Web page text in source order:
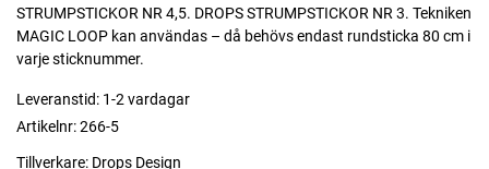
STRUMPSTICKOR NR 4,5. DROPS STRUMPSTICKOR NR 3. Tekniken
MAGIC LOOP kan användas – då behövs endast rundsticka 80 cm i
varje sticknummer.
Leveranstid: 1-2 vardagar
Artikelnr:266-5
Tillverkare: Drops Design